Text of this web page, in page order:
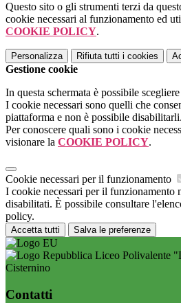
Questo sito o gli strumenti terzi da
cookie necessari al funzionamento ed
COOKIE POLICY.
Personalizza Rifiuta tutti i cookies
Gestione cookie
In questa schermata è possibile
I cookie necessari sono quelli che
piattaforma e non è possibile disabilitarli.
Per conoscere quali sono i cookie
visionare la COOKIE POLICY.
Cookie necessari per il funzionamento
I cookie necessari per il funzionamento
disabilitati. È possibile consultare
policy.
Accetta tutti Salva le preferenze
Liceo Polivalente
Cisternino
Contatti